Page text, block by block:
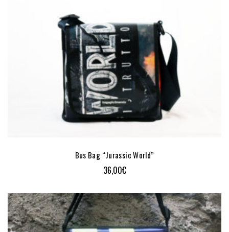
Bus Bag “Jurassic World”
36,00€